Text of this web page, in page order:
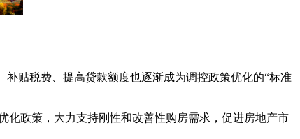
贴税费、提高贷款额度也逐渐成为调控政策优化的“标准
政策，大力支持刚性和改善性购房需求，促进房地产市